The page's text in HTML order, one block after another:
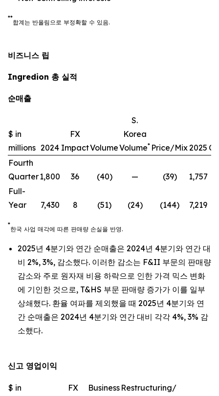
**
합계는 반올림으로 부정확할 수 있음.
비즈니스 립
Ingredion 총 실적
순매출
$ in
millions 2024
FX
ImpactVolume
S.
Korea
Volume* Price/Mix2025
Fourth
Quarter1,800 36 (40) — (39) 1,757
Full-
Year
7,430 8 (51) (24) (144) 7,219
*
한국 사업 매각에 따른 판매량 손실을 반영.
2025년 4분기와 연간 순매출은 2024년 4분기와 연간 대
비 2%, 3%, 감소했다. 이러한 감소는 F&II 부문의 판매량
감소와 주로 원자재 비용 하락으로 인한 가격 믹스 변화
에 기인한 것으로, T&HS 부문 판매량 증가가 이를 일부
상쇄했다. 환율 여파를 제외했을 때 2025년 4분기와 연
간 순매출은 2024년 4분기와 연간 대비 각각 4%, 3% 감
소했다.
신고 영업이익
$ in FX Business Restructuring/